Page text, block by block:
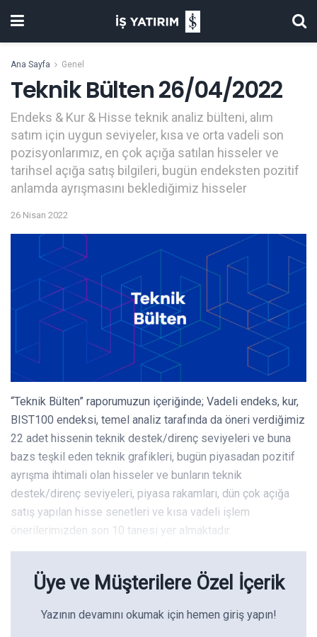
Ana Sayfa Genel
Teknik Bülten 26/04/2022
Endeks & Kur & Hisse teknik analiz bülteni, alım
satım için uygun seviyeler, kısa ve orta vadeli son
pozisyonlarımız, en çok açığa satılan hisseler ve
tarihsel açığa satış bilgileri, bugün endeksten pozitif
anlamda ayrışmasını beklediğimiz hisseler
26 Nisan 2022
“Teknik Bülten” raporumuzun içeriğinde; Vadeli endeks, kur,
BIST100 endeksi, temel analiz tarafında da öneri verdiğimiz
22 adet hissenin teknik destek/direnç seviyeleri ve buna
bazs teşkil eden teknik grafikleri, bugün piyasadan pozitif
ayrışma ihtimali olan hisseler ve bunların teknik
destek/direnç seviyeleri, piyasa rakamları, dün çok açığa
satış yapılan hisse senetleri ve kısa vadeli işlem
önerilerimizden son 10 tanesi yer almaktadır.
Üye ve Müşterilere Özel İçerik
Yazının devamını okumak için hemen giriş yapın!